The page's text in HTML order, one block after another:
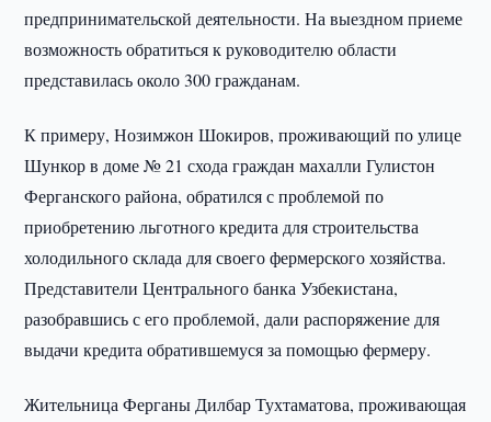
предпринимательской деятельности. На выездном приеме
возможность обратиться к руководителю области
представилась около 300 гражданам.
К примеру, Нозимжон Шокиров, проживающий по улице
Шункор в доме № 21 схода граждан махалли Гулистон
Ферганского района, обратился с проблемой по
приобретению льготного кредита для строительства
холодильного склада для своего фермерского хозяйства.
Представители Центрального банка Узбекистана,
разобравшись с его проблемой, дали распоряжение для
выдачи кредита обратившемуся за помощью фермеру.
Жительница Ферганы Дилбар Тухтаматова, проживающая